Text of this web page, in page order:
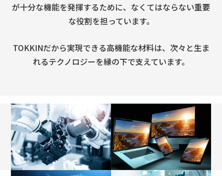
が十分な機能を発揮するために、なくてはならない重要
な役割を担っています。
TOKKINだから実現できる高機能な材料は、次々と生ま
れるテクノロジーを縁の下で支えています。